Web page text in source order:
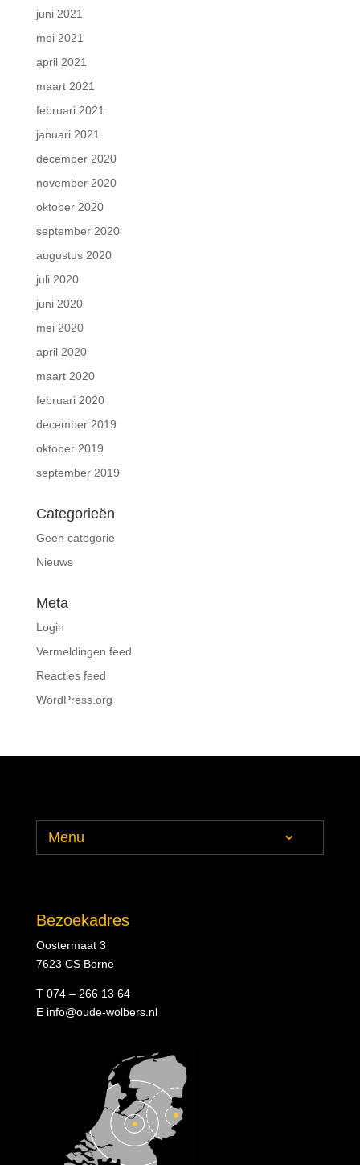
juni 2021
mei 2021
april 2021
maart 2021
februari 2021
januari 2021
december 2020
november 2020
oktober 2020
september 2020
augustus 2020
juli 2020
juni 2020
mei 2020
april 2020
maart 2020
februari 2020
december 2019
oktober 2019
september 2019
Categorieën
Geen categorie
Nieuws
Meta
Login
Vermeldingen feed
Reacties feed
WordPress.org
Menu
Bezoekadres
Oostermaat 3
7623 CS Borne
T 074 – 266 13 64
E info@oude-wolbers.nl